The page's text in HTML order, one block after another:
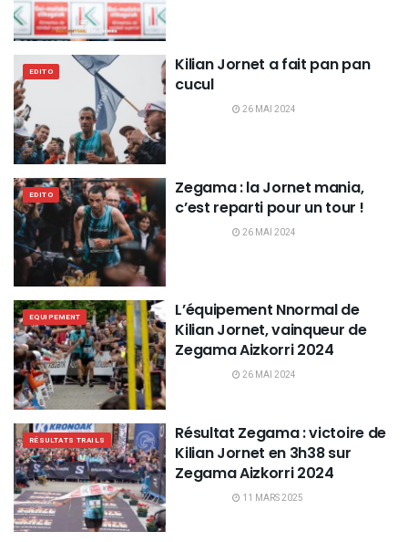
EDITO
Kilian Jornet a fait pan pan
cucul
26 MAI 2024
EDITO
Zegama : la Jornet mania,
c’est reparti pour un tour !
26 MAI 2024
EQUIPEMENT
L’équipement Nnormal de
Kilian Jornet, vainqueur de
Zegama Aizkorri 2024
26 MAI 2024
RÉSULTATS TRAILS
Résultat Zegama : victoire de
Kilian Jornet en 3h38 sur
Zegama Aizkorri 2024
11 MARS 2025